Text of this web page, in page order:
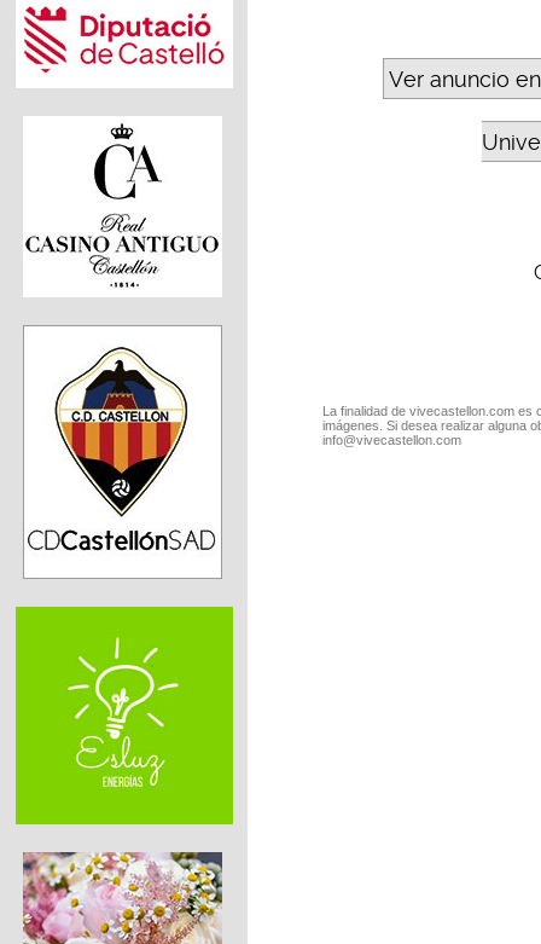
Ver anuncio
La finalidad de vivecastellon.com
imágenes. Si desea realizar alguna
info@vivecastellon.com